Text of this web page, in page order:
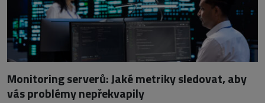
Monitoring serverů: Jaké metriky sledovat, aby
vás problémy nepřekvapily